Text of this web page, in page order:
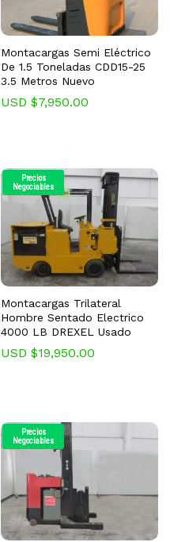
Montacargas Semi Eléctrico
De 1.5 Toneladas CDD15-25
3.5 Metros Nuevo
USD $7,950.00
Precios
Negociables
Montacargas Trilateral
Hombre Sentado Electrico
4000 LB DREXEL Usado
USD $19,950.00
Precios
Negociables